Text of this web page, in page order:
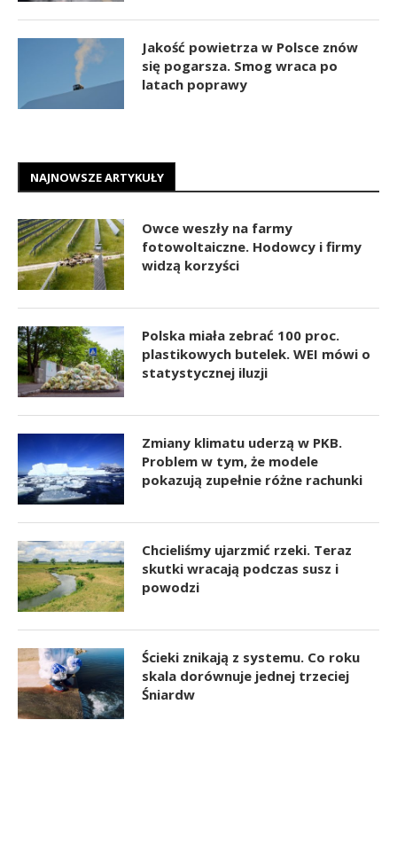
Jakość powietrza w Polsce znów
się pogarsza. Smog wraca po
latach poprawy
NAJNOWSZE ARTYKUŁY
Owce weszły na farmy
fotowoltaiczne. Hodowcy i firmy
widzą korzyści
Polska miała zebrać 100 proc.
plastikowych butelek. WEI mówi o
statystycznej iluzji
Zmiany klimatu uderzą w PKB.
Problem w tym, że modele
pokazują zupełnie różne rachunki
Chcieliśmy ujarzmić rzeki. Teraz
skutki wracają podczas susz i
powodzi
Ścieki znikają z systemu. Co roku
skala dorównuje jednej trzeciej
Śniardw